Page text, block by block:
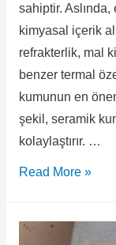
sahiptir.
kimyasal içerik
refrakterlik, mal
benzer termal
kumunun en
şekil, seramik
kolaylaştırır. …
Read More »